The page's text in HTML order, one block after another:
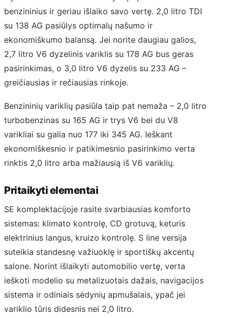
benzininius ir geriau išlaiko savo vertę. 2,0 litro TDI
su 138 AG pasiūlys optimalų našumo ir
ekonomiškumo balansą. Jei norite daugiau galios,
2,7 litro V6 dyzelinis variklis su 178 AG bus geras
pasirinkimas, o 3,0 litro V6 dyzelis su 233 AG –
greičiausias ir rečiausias rinkoje.
Benzininių variklių pasiūla taip pat nemaža – 2,0 litro
turbobenzinas su 165 AG ir trys V6 bei du V8
varikliai su galia nuo 177 iki 345 AG. Ieškant
ekonomiškesnio ir patikimesnio pasirinkimo verta
rinktis 2,0 litro arba mažiausią iš V6 variklių.
Pritaikyti elementai
SE komplektacijoje rasite svarbiausias komforto
sistemas: klimato kontrolę, CD grotuvą, keturis
elektrinius langus, kruizo kontrolę. S line versija
suteikia standesnę važiuoklę ir sportiškų akcentų
salone. Norint išlaikyti automobilio vertę, verta
ieškoti modelio su metalizuotais dažais, navigacijos
sistema ir odiniais sėdynių apmušalais, ypač jei
variklio tūris didesnis nei 2,0 litro.